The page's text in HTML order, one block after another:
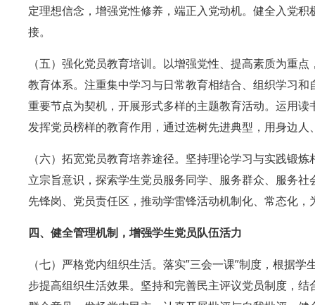
定理想信念，增强党性修养，端正入党动机。健全入党
接。
（五）强化党员教育培训。以增强党性、提高素质为重
教育体系。注重集中学习与日常教育相结合、组织学习
重要节点为契机，开展形式多样的主题教育活动。运用
发挥党员榜样的教育作用，通过选树先进典型，用身边
（六）拓宽党员教育培养途径。坚持理论学习与实践锻
立宗旨意识，探索学生党员服务同学、服务群众、服务
先锋岗、党员责任区，推动学雷锋活动机制化、常态化
四、健全管理机制，增强学生党员队伍活力
（七）严格党内组织生活。落实”三会一课”制度，根据
步提高组织生活效果。坚持和完善民主评议党员制度，